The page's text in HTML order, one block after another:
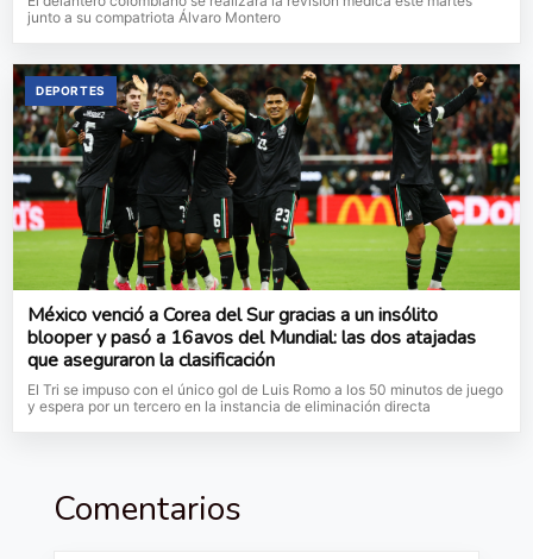
junto a su compatriota Álvaro Montero
DEPORTES
México venció a Corea del Sur gracias a un insólito
blooper y pasó a 16avos del Mundial: las dos atajadas
que aseguraron la clasificación
El Tri se impuso con el único gol de Luis Romo a los 50 minutos de juego
y espera por un tercero en la instancia de eliminación directa
Comentarios